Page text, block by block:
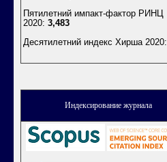
Пятилетний импакт-фактор РИНЦ
2020: 3,483
Десятилетний индекс Хирша 2020:
Индексирование журнала